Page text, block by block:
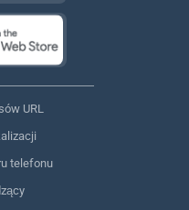
URL
telefonu